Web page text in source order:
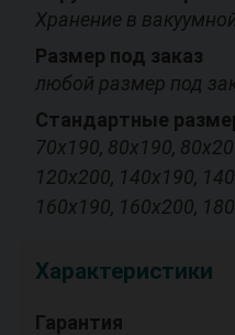
Хранение в
Размер под заказ
любой размер под
Стандартные
70х190, 80х190,
120х200, 140х190,
160х190, 160х200,
Характеристики
Гарантия